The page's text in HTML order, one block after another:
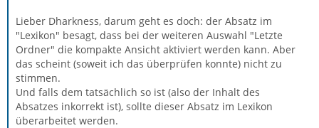
Lieber Dharkness, darum geht es doch: der Absatz im
"Lexikon" besagt, dass bei der weiteren Auswahl "Letzte
Ordner" die kompakte Ansicht aktiviert werden kann. Aber
das scheint (soweit ich das überprüfen konnte) nicht zu
stimmen.
Und falls dem tatsächlich so ist (also der Inhalt des
Absatzes inkorrekt ist), sollte dieser Absatz im Lexikon
überarbeitet werden.